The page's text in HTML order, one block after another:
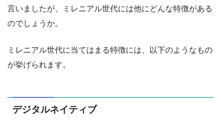
言いましたが、ミレニアル世代には他にどんな特徴がある
のでしょうか。
ミレニアル世代に当てはまる特徴には、以下のようなもの
が挙げられます。
デジタルネイティブ